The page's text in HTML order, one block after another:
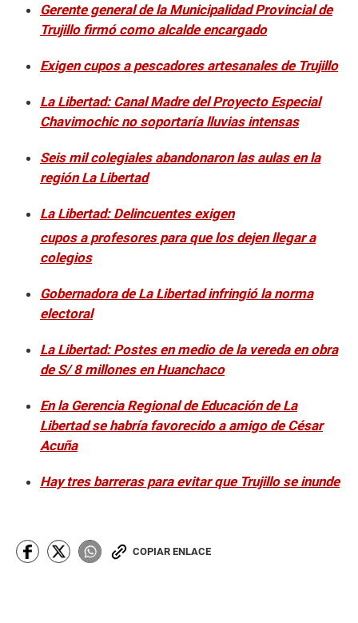
Gerente general de la Municipalidad Provincial de
Trujillo firmó como alcalde encargado
Exigen cupos a pescadores artesanales de Trujillo
La Libertad: Canal Madre del Proyecto Especial
Chavimochic no soportaría lluvias intensas
Seis mil colegiales abandonaron las aulas en la
región La Libertad
La Libertad: Delincuentes exigen
cupos a profesores para que los dejen llegar a
colegios
Gobernadora de La Libertad infringió la norma
electoral
La Libertad: Postes en medio de la vereda en obra
de S/ 8 millones en Huanchaco
En la Gerencia Regional de Educación de La
Libertad se habría favorecido a amigo de César
Acuña
Hay tres barreras para evitar que Trujillo se inunde
COPIAR ENLACE